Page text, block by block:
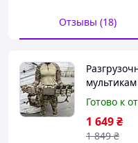
Отзывы (18)
плечевая
Готово к
1 649₴
1 849 ₴